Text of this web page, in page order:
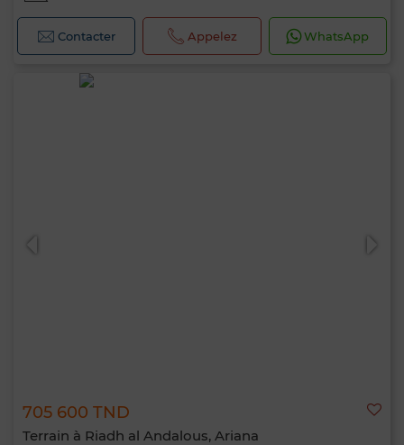
Contacter Appelez WhatsApp
705 600 TND
Terrain à Riadh al Andalous, Ariana